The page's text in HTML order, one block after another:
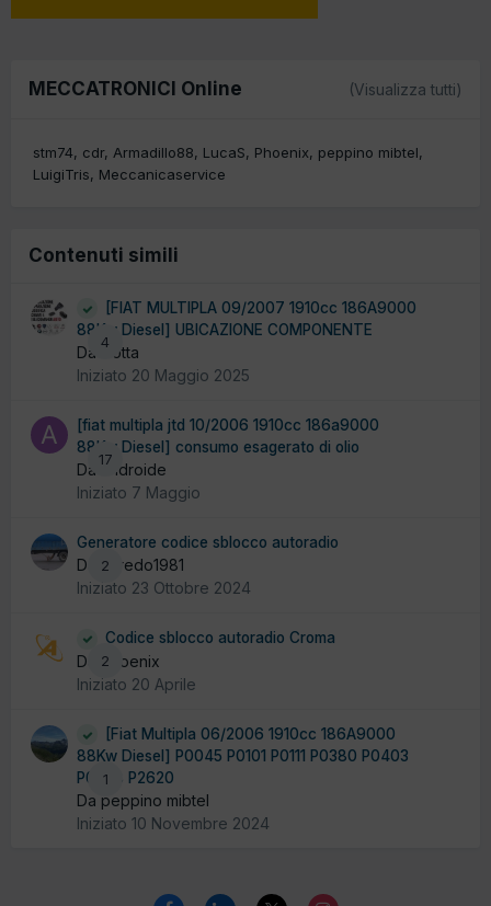
MECCATRONICI Online (Visualizza tutti)
stm74 cdr Armadillo88 LucaS Phoenix
peppino mibtel
LuigiTris
Meccanicaservice
Contenuti simili
4
[FIAT MULTIPLA 09/2007 1910cc 186A9000
88Kw Diesel] UBICAZIONE COMPONENTE
Da Liotta
Iniziato 20 Maggio 2025
17
[fiat multipla jtd 10/2006 1910cc 186a9000
88Kw Diesel] consumo esagerato di olio
Da androide
Iniziato 7 Maggio
2
Generatore codice sblocco autoradio
Da alfredo1981
Iniziato 23 Ottobre 2024
2
Codice sblocco autoradio Croma
Da Phoenix
Iniziato 20 Aprile
1
[Fiat Multipla 06/2006 1910cc 186A9000
88Kw Diesel] P0045 P0101 P0111 P0380 P0403
P0638 P2620
Da peppino mibtel
Iniziato 10 Novembre 2024